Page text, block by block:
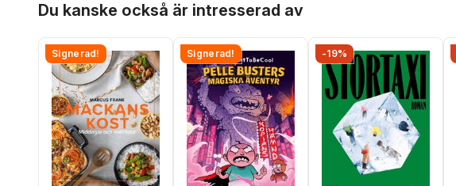
Du kanske också är intresserad av
Signerad! Signerad! -19%